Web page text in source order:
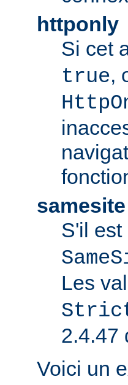
httponly
Si cet
true,
samesite
S'il est
Les
2.4.47
Voici un